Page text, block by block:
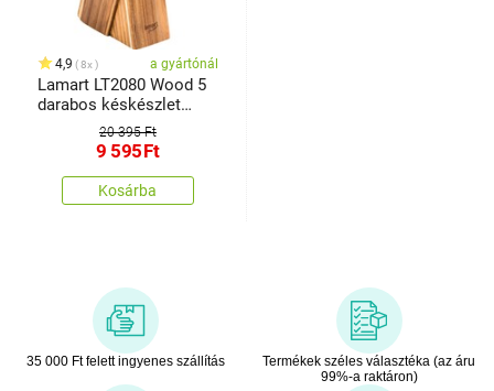
4,9 8x a gyártónál
Lamart LT2080 Wood 5
darabos késkészlet
tömbben20 395 Ft
9 595Ft
Kosárba
35 000 Ft felett ingyenes szállítás
Termékek széles választéka (az áru
99%-a raktáron)